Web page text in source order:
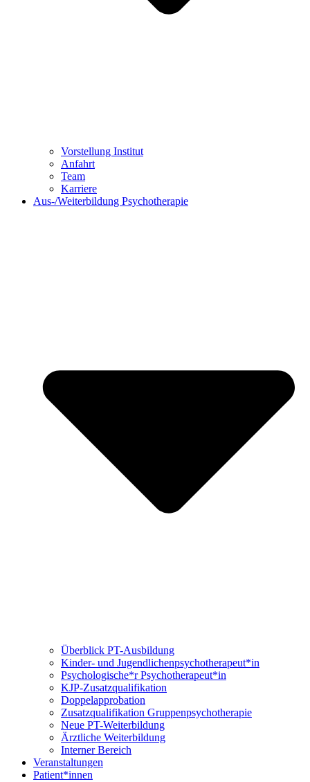
Vorstellung Institut
Anfahrt
Team
Karriere
Aus-/Weiterbildung Psychotherapie
Überblick PT-Ausbildung
Kinder- und Jugendlichenpsychotherapeut*in
Psychologische*r Psychotherapeut*in
KJP-Zusatzqualifikation
Doppelapprobation
Zusatzqualifikation Gruppenpsychotherapie
Neue PT-Weiterbildung
Ärztliche Weiterbildung
Interner Bereich
Veranstaltungen
Patient*innen